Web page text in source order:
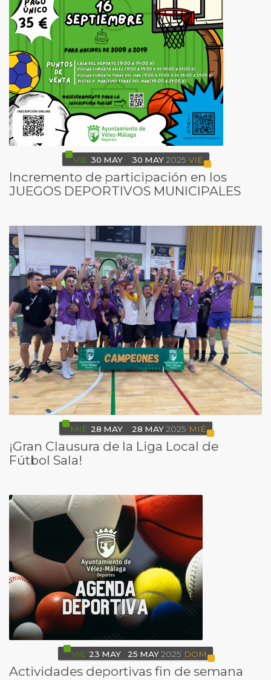
VIE 30 MAY 30 MAY 2025 VIE
Incremento de participación en los
JUEGOS DEPORTIVOS MUNICIPALES
MIÉ 28 MAY 28 MAY 2025 MIÉ
¡Gran Clausura de la Liga Local de
Fútbol Sala!
VIE 23 MAY 25 MAY2025 DOM
Actividades deportivas fin de semana